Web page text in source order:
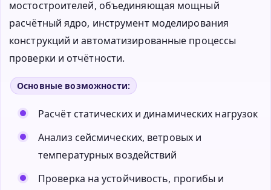
мостостроителей, объединяющая мощный
расчётный ядро, инструмент моделирования
конструкций и автоматизированные процессы
проверки и отчётности.
Основные возможности:
Расчёт статических и динамических нагрузок
Анализ сейсмических, ветровых и
температурных воздействий
Проверка на устойчивость, прогибы и